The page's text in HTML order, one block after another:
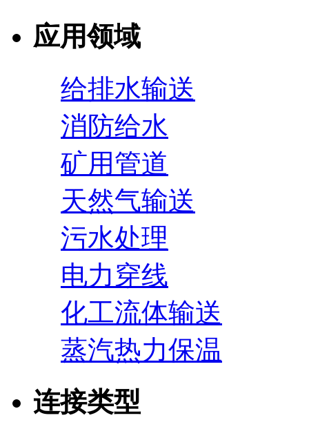
应用领域
给排水输送
消防给水
矿用管道
天然气输送
污水处理
电力穿线
化工流体输送
蒸汽热力保温
连接类型